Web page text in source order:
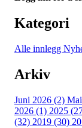
Kategori
Alle innlegg
Arkiv
Juni 2026 (2)
2026 (1) 2025
(32) 2019 (30)